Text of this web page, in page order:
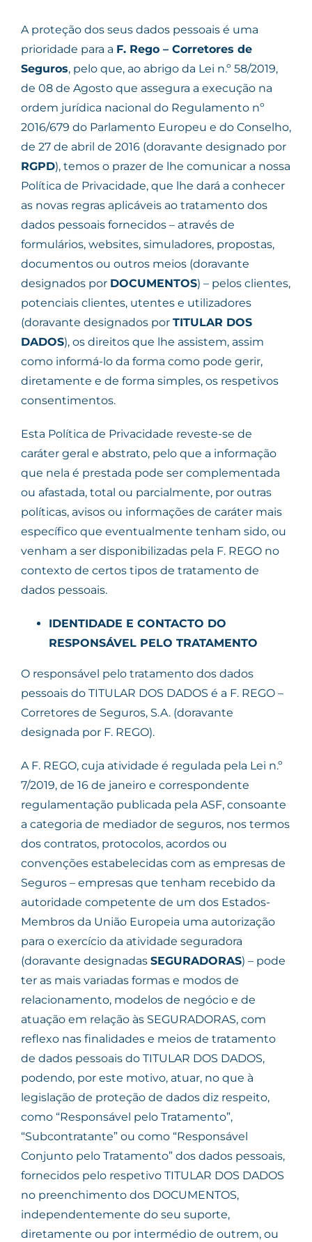
A proteção dos seus dados pessoais é uma
prioridade para a F. Rego – Corretores de
Seguros, pelo que, ao abrigo da Lei n.º 58/2019,
de 08 de Agosto que assegura a execução na
ordem jurídica nacional do Regulamento nº
2016/679 do Parlamento Europeu e do Conselho,
de 27 de abril de 2016 (doravante designado por
RGPD), temos o prazer de lhe comunicar a nossa
Política de Privacidade, que lhe dará a conhecer
as novas regras aplicáveis ao tratamento dos
dados pessoais fornecidos – através de
formulários, websites, simuladores, propostas,
documentos ou outros meios (doravante
designados por DOCUMENTOS) – pelos clientes,
potenciais clientes, utentes e utilizadores
(doravante designados por TITULAR DOS
DADOS), os direitos que lhe assistem, assim
como informá-lo da forma como pode gerir,
diretamente e de forma simples, os respetivos
consentimentos.
Esta Política de Privacidade reveste-se de
caráter geral e abstrato, pelo que a informação
que nela é prestada pode ser complementada
ou afastada, total ou parcialmente, por outras
políticas, avisos ou informações de caráter mais
específico que eventualmente tenham sido, ou
venham a ser disponibilizadas pela F. REGO no
contexto de certos tipos de tratamento de
dados pessoais.
IDENTIDADE E CONTACTO DO
RESPONSÁVEL PELO TRATAMENTO
O responsável pelo tratamento dos dados
pessoais do TITULAR DOS DADOS é a F. REGO –
Corretores de Seguros, S.A. (doravante
designada por F. REGO).
A F. REGO, cuja atividade é regulada pela Lei n.º
7/2019, de 16 de janeiro e correspondente
regulamentação publicada pela ASF, consoante
a categoria de mediador de seguros, nos termos
dos contratos, protocolos, acordos ou
convenções estabelecidas com as empresas de
Seguros – empresas que tenham recebido da
autoridade competente de um dos Estados-
Membros da União Europeia uma autorização
para o exercício da atividade seguradora
(doravante designadas SEGURADORAS) – pode
ter as mais variadas formas e modos de
relacionamento, modelos de negócio e de
atuação em relação às SEGURADORAS, com
reflexo nas finalidades e meios de tratamento
de dados pessoais do TITULAR DOS DADOS,
podendo, por este motivo, atuar, no que à
legislação de proteção de dados diz respeito,
como “Responsável pelo Tratamento”,
“Subcontratante” ou como “Responsável
Conjunto pelo Tratamento” dos dados pessoais,
fornecidos pelo respetivo TITULAR DOS DADOS
no preenchimento dos DOCUMENTOS,
independentemente do seu suporte,
diretamente ou por intermédio de outrem, ou